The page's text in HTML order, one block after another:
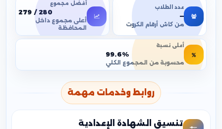
عدد الطلاب
—
من كاش أرقام الكروت
أفضل مجموع
279 / 280
أعلى مجموع داخل
المحافظة
أعلى نسبة
99.6%
محسوبة من المجموع الكلي
روابط وخدمات مهمة
تنسيق الشهادة الإعدادية